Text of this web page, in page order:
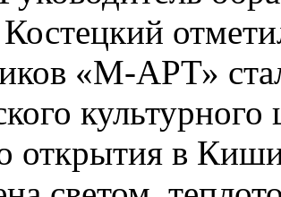
«М-АРТ»
открытия в